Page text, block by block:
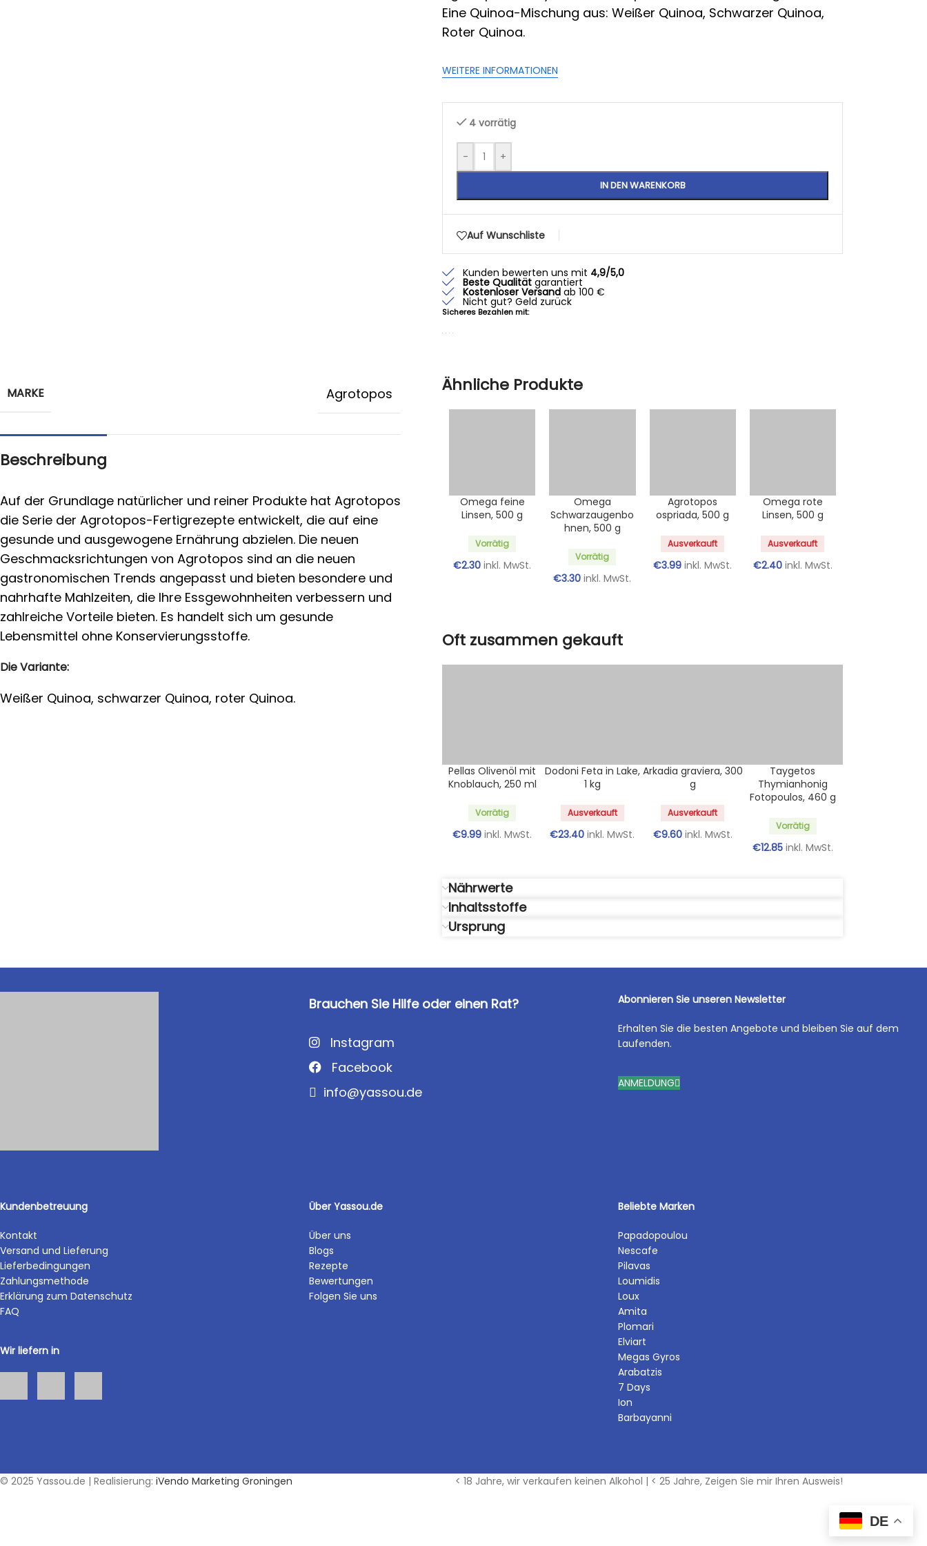
Eine Quinoa-Mischung aus: Weißer Quinoa, Schwarzer Quinoa,
Roter Quinoa.
WEITERE INFORMATIONEN
4 vorrätig
- +
IN DEN WARENKORB
Auf Wunschliste
Kunden bewerten uns mit 4,9/5,0
Beste Qualität garantiert
Kostenloser Versand ab 100 €
Nicht gut? Geld zurück
Sicheres Bezahlen mit:
MARKE Agrotopos
Beschreibung
Auf der Grundlage natürlicher und reiner Produkte hat Agrotopos
die Serie der Agrotopos-Fertigrezepte entwickelt, die auf eine
gesunde und ausgewogene Ernährung abzielen. Die neuen
Geschmacksrichtungen von Agrotopos sind an die neuen
gastronomischen Trends angepasst und bieten besondere und
nahrhafte Mahlzeiten, die Ihre Essgewohnheiten verbessern und
zahlreiche Vorteile bieten. Es handelt sich um gesunde
Lebensmittel ohne Konservierungsstoffe.
Die Variante:
Weißer Quinoa, schwarzer Quinoa, roter Quinoa.
Ähnliche Produkte
Omega feine
Linsen, 500 g
Vorrätig
€2.30 inkl. MwSt.
Omega
Schwarzaugenbo
hnen, 500 g
Vorrätig
€3.30 inkl. MwSt.
Agrotopos
ospriada, 500 g
Ausverkauft
€3.99 inkl. MwSt.
Omega rote
Linsen, 500 g
Ausverkauft
€2.40 inkl. MwSt.
Oft zusammen gekauft
Pellas Olivenöl mit
Knoblauch, 250 ml
Vorrätig
€9.99 inkl. MwSt.
Dodoni Feta in Lake,
1 kg
Ausverkauft
€23.40 inkl. MwSt.
Arkadia graviera, 300
g
Ausverkauft
€9.60 inkl. MwSt.
Taygetos
Thymianhonig
Fotopoulos, 460 g
Vorrätig
€12.85 inkl. MwSt.
Nährwerte
Inhaltsstoffe
Ursprung
Brauchen Sie Hilfe oder einen Rat?
Instagram
Facebook
info@yassou.de
Abonnieren Sie unseren Newsletter
Erhalten Sie die besten Angebote und bleiben Sie auf dem
Laufenden.
ANMELDUNG
Kundenbetreuung
Kontakt
Versand und Lieferung
Lieferbedingungen
Zahlungsmethode
Erklärung zum Datenschutz
FAQ
Wir liefern in
Über Yassou.de
Über uns
Blogs
Rezepte
Bewertungen
Folgen Sie uns
Beliebte Marken
Papadopoulou
Nescafe
Pilavas
Loumidis
Loux
Amita
Plomari
Elviart
Megas Gyros
Arabatzis
7 Days
Ion
Barbayanni
© 2025 Yassou.de | Realisierung: iVendo Marketing Groningen < 18 Jahre, wir verkaufen keinen Alkohol | < 25 Jahre, Zeigen Sie mir Ihren Ausweis!
DE